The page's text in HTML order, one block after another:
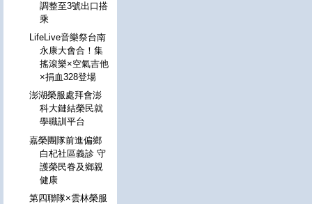
調整至3號出口搭
乘
LifeLive音樂祭台南
永康大會合！集
搖滾樂×空氣吉他
×捐血328登場
澎湖榮服處拜會澎
科大鏈結榮民就
學職訓平台
嘉榮團隊前進偏鄉
白杞社區義診 守
護榮民眷及鄉親
健康
第四聯隊×雲林榮服